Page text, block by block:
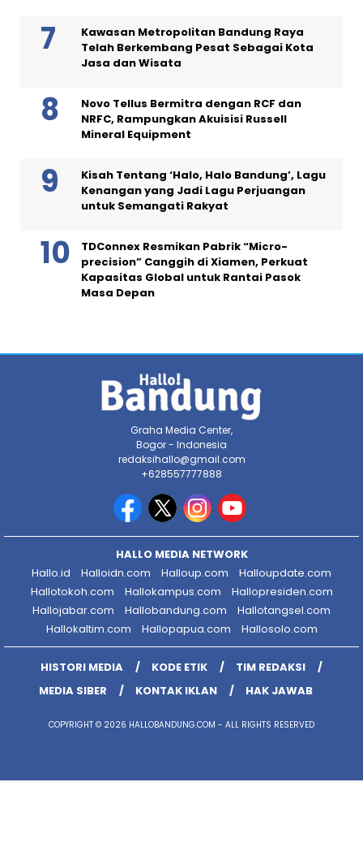
Kawasan Metropolitan Bandung Raya
Telah Berkembang Pesat Sebagai Kota
Jasa dan Wisata
Novo Tellus Bermitra dengan RCF dan
NRFC, Rampungkan Akuisisi Russell
Mineral Equipment
Kisah Tentang ‘Halo, Halo Bandung’, Lagu
Kenangan yang Jadi Lagu Perjuangan
untuk Semangati Rakyat
TDConnex Resmikan Pabrik “Micro-
precision” Canggih di Xiamen, Perkuat
Kapasitas Global untuk Rantai Pasok
Masa Depan
Graha Media Center,
Bogor - Indonesia
redaksihallo@gmail.com
+628557777888
HALLO MEDIA NETWORK
Hallo.id
Halloidn.com Halloup.com
Halloupdate.com
Hallotokoh.com
Hallokampus.com
Hallopresiden.com
Hallojabar.com
Hallobandung.com
Hallotangsel.com
Hallokaltim.com
Hallopapua.com Hallosolo.com
HISTORI MEDIA KODE ETIK
TIM REDAKSI
MEDIA SIBER
KONTAK IKLAN HAK JAWAB
COPYRIGHT © 2026 HALLOBANDUNG.COM - ALL RIGHTS RESERVED